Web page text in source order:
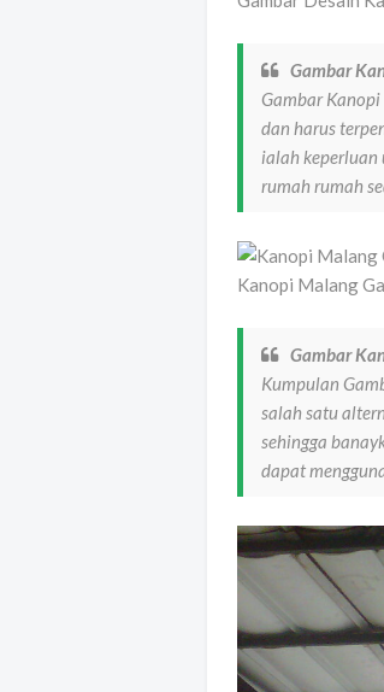
Gambar
Gambar
dan harus
ialah keperluan
rumah rumah
Kanopi Malang
Gambar
Kumpulan
salah satu
sehingga
dapat